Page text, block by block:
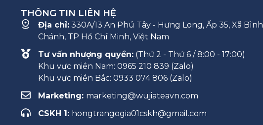
THÔNG TIN LIÊN HỆ
Địa chỉ: 330A/13 An Phú Tây - Hưng Long, Ấp 35, Xã Bình
Chánh, TP Hồ Chí Minh, Việt Nam
Tư vấn nhượng quyền: (Thứ 2 - Thứ 6 / 8:00 - 17:00)
Khu vực miền Nam: 0965 210 839 (Zalo)
Khu vực miền Bắc: 0933 074 806 (Zalo)
Marketing: marketing@wujiateavn.com
CSKH 1: hongtrangogia01cskh@gmail.com